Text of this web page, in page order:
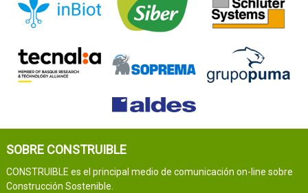
SOBRE CONSTRUIBLE
CONSTRUIBLE es el principal medio de comunicación on-line sobre
Construcción Sostenible.